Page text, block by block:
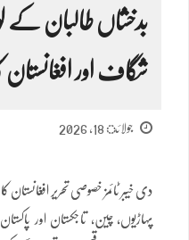
بدخشاں طالبان کے
شگاف اور افغانستان
جولائ 18, 2026
دی خیبر ٹائمز خصوصی تحریر افغانستان